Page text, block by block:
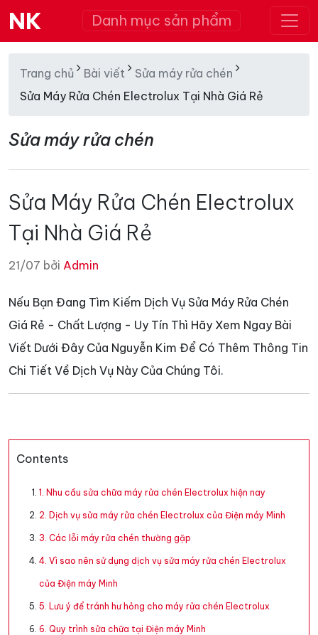
NK Danh mục sản phẩm
Trang chủ Bài viết
Sửa máy rửa chén
Sửa Máy Rửa Chén Electrolux Tại Nhà Giá Rẻ
Sửa máy rửa chén
Sửa Máy Rửa Chén Electrolux
Tại Nhà Giá Rẻ
21/07 bởi Admin
Nếu Bạn Đang Tìm Kiếm Dịch Vụ Sửa Máy Rửa Chén
Giá Rẻ - Chất Lượng - Uy Tín Thì Hãy Xem Ngay Bài
Viết Dưới Đây Của Nguyễn Kim Để Có Thêm Thông Tin
Chi Tiết Về Dịch Vụ Này Của Chúng Tôi.
Contents
1. Nhu cầu sửa chữa máy rửa chén Electrolux hiện nay
2. Dịch vụ sửa máy rửa chén Electrolux của Điện máy Minh
3. Các lỗi máy rửa chén thường gặp
4. Vì sao nên sử dụng dịch vụ sửa máy rửa chén Electrolux
của Điện máy Minh
5. Lưu ý để tránh hư hỏng cho máy rửa chén Electrolux
6. Quy trình sửa chữa tại Điện máy Minh